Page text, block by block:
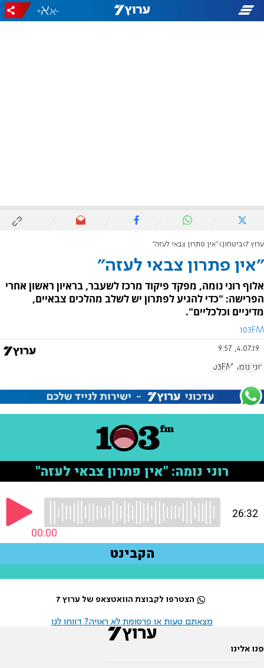
-
+
ערוץ 7 ביטחון "אין פתרון צבאי לעזה"
"אין פתרון צבאי לעזה"
אלוף רוני נומה, מפקד פיקוד מרכז לשעבר, בראיון ראשון אחרי
הפרישה: "כדי להגיע לפתרון יש לשלב מהלכים צבאיים,
מדיניים וכלכליים".
103FM
4.07.19, 9:57
רוני נומה 103FM
הצטרפו לקבוצת הוואטצאפ של ערוץ 7
מצאתם טעות או פרסומת לא ראויה? דווחו לנו
פנו אלינו